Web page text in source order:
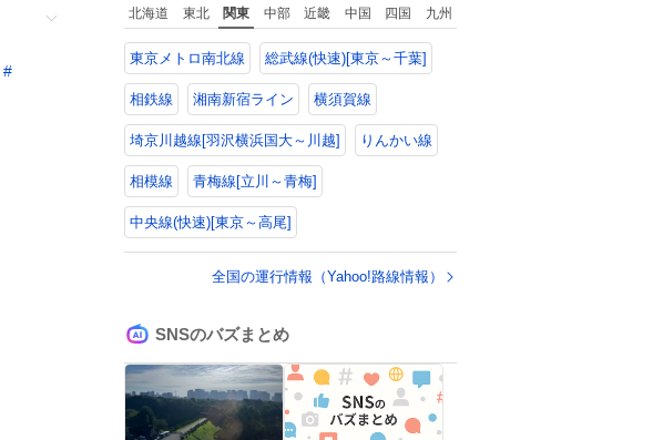
#
蔵庫に貼ってる。 交
換留学が終わって1年
経つけどそれぞれの
マグネットを見る度
に旅の思い出が鮮明
によみがえります。
北海道 東北 関東 中部 近畿 中国 四国 九州
東京メトロ南北線 総武線(快速)[東京～千葉]
相鉄線 湘南新宿ライン 横須賀線
埼京川越線[羽沢横浜国大～川越] りんかい線
相模線 青梅線[立川～青梅]
中央線(快速)[東京～高尾]
全国の運行情報（Yahoo!路線情報）
SNSのバズまとめ